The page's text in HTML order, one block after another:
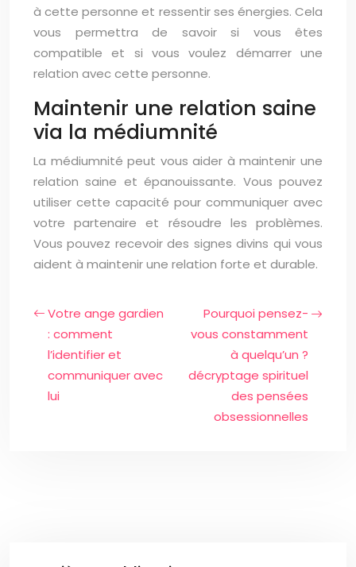
à cette personne et ressentir ses énergies. Cela
vous permettra de savoir si vous êtes
compatible et si vous voulez démarrer une
relation avec cette personne.
Maintenir une relation saine
via la médiumnité
La médiumnité peut vous aider à maintenir une
relation saine et épanouissante. Vous pouvez
utiliser cette capacité pour communiquer avec
votre partenaire et résoudre les problèmes.
Vous pouvez recevoir des signes divins qui vous
aident à maintenir une relation forte et durable.
Votre ange gardien
: comment
l’identifier et
communiquer avec
lui
Pourquoi pensez-
vous constamment
à quelqu’un ?
décryptage spirituel
des pensées
obsessionnelles